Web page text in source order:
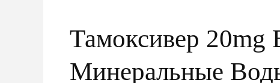
Тамоксивер 20mg
Минеральные